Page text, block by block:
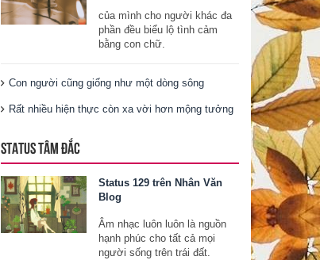
của mình cho người khác đa
phần đều biểu lộ tình cảm
bằng con chữ.
Con người cũng giống như một dòng sông
Rất nhiều hiện thực còn xa vời hơn mộng tưởng
STATUS TÂM ĐẮC
Status 129 trên Nhân Văn
Blog
Âm nhạc luôn luôn là nguồn
hạnh phúc cho tất cả mọi
người sống trên trái đất.